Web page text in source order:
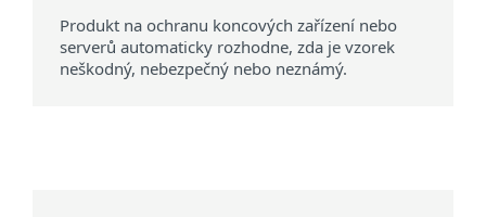
Produkt na ochranu koncových zařízení nebo
serverů automaticky rozhodne, zda je vzorek
neškodný, nebezpečný nebo neznámý.